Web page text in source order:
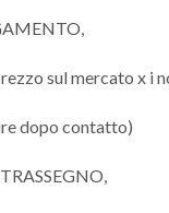
sul mercato x i
dopo contatto)